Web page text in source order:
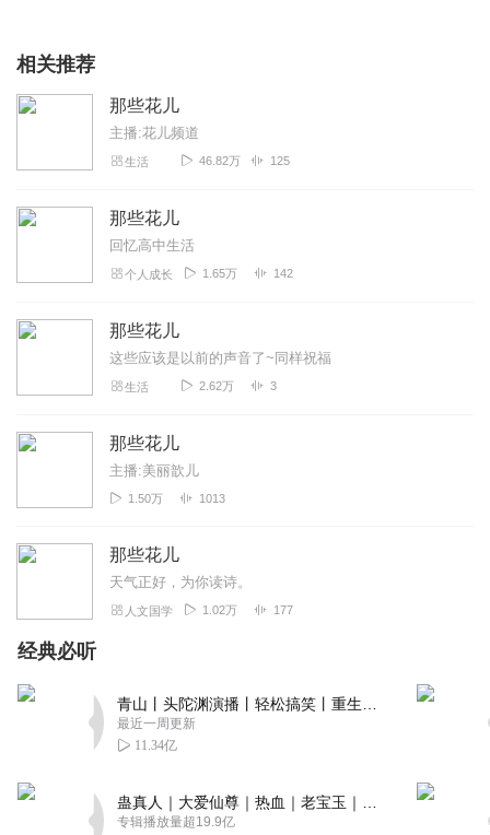
更多精彩的演播～❤️
梦中彩虹糖
❤很治愈的声音，晚上听很舒心，主播姐姐是不是可以多更
2022-04-06
大嘴南瓜
2022-04-06
相关推荐
那些花儿
主播:花儿频道
生活 46.82万 125
那些花儿
回忆高中生活
个人成长 1.65万 142
那些花儿
这些应该是以前的声音了~同样祝福
生活 2.62万 3
那些花儿
主播:美丽歆儿
1.50万 1013
那些花儿
天气正好，为你读诗。
人文国学 1.02万 177
经典必听
最近一周更新
11.34亿
专辑播放量超19.9亿